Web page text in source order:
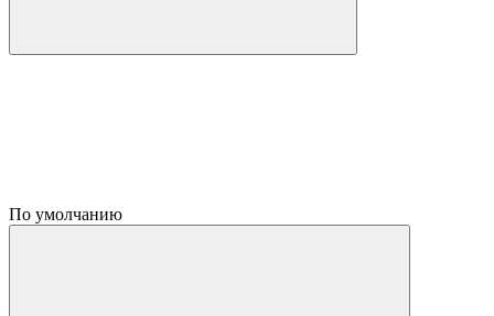
По умолчанию